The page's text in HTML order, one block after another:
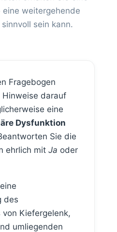
eine weitergehende
sein kann.
Fragebogen
Hinweise darauf
eine
Dysfunktion
Sie die
ehrlich mit Ja oder
des
von Kiefergelenk,
umliegenden